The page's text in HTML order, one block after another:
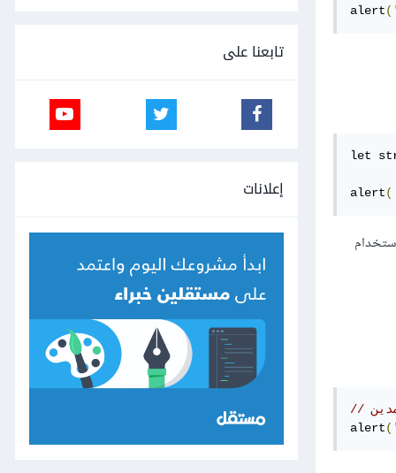
alert(
let
alert(
alert(
تابعنا على
إعلانات